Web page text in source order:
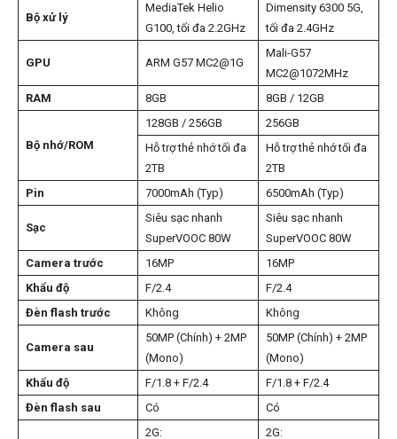
Bộ xử lý
MediaTek Helio
G100, tối đa 2.2GHz
Dimensity 6300 5G,
tối đa 2.4GHz
GPU ARM G57 MC2@1G
Mali-G57
MC2@1072MHz
RAM
8GB 8GB / 12GB
Bộ nhớ/ROM
128GB / 256GB
256GB
Hỗ trợ thẻ nhớ tối đa
2TB
Hỗ trợ thẻ nhớ tối đa
2TB
Pin
7000mAh (Typ) 6500mAh (Typ)
Sạc
Siêu sạc nhanh
SuperVOOC 80W
Siêu sạc nhanh
SuperVOOC 80W
Camera trước
16MP
16MP
Khẩu độ
F/2.4
F/2.4
Đèn flash trước
Không Không
Camera sau
50MP (Chính) + 2MP
(Mono)
50MP (Chính) + 2MP
(Mono)
Khẩu độ
F/1.8 + F/2.4
F/1.8 + F/2.4
Đèn flash sau
Có
Có
2G:
2G: